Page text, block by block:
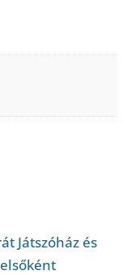
Játszóház és